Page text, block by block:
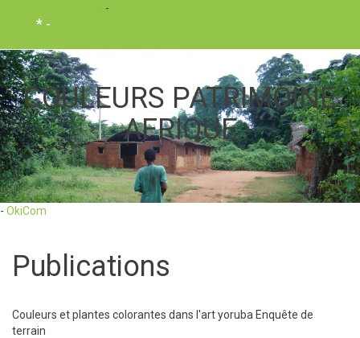
* -
-
COULEURS PATRIMOINE
AFRIQUE
- OkiCom
Publications
Couleurs et plantes colorantes dans l'art yoruba Enquête de
terrain